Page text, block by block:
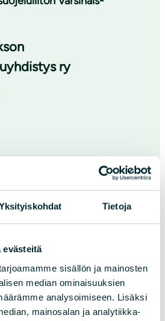
Tietoja
evästeitä
sisällön ja mainosten
median ominaisuuksien
analysoimiseen. Lisäksi
mainosalan ja analytiikka-
ry